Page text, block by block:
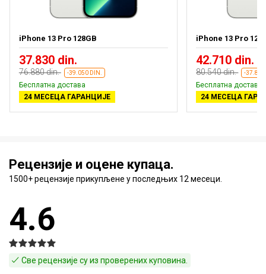
iPhone 13 Pro 128GB
37.830 din.
76.880 din. -39.050 DIN.
Бесплатна достава
24 МЕСЕЦА ГАРАНЦИЈЕ
iPhone 13 Pro
42.710 din.
80.540 din. -
Бесплатна достава
24 МЕСЕЦА
Рецензије и оцене купаца.
1500+ рецензије прикупљене у последњих 12 месеци.
4.6
Све рецензије су из проверених куповина.